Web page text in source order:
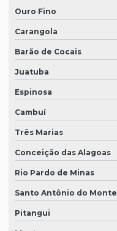
Ouro Fino
Carangola
Barão de Cocais
Juatuba
Espinosa
Cambuí
Três Marias
Conceição das Alagoas
Rio Pardo de Minas
Santo Antônio do Monte
Pitangui